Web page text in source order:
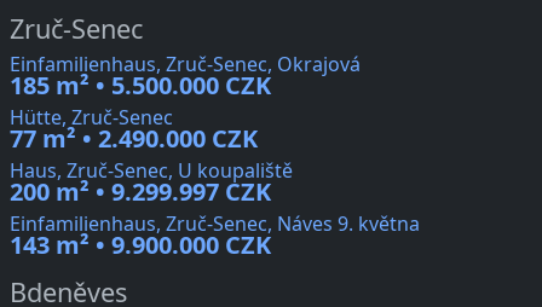
Zruč-Senec
Einfamilienhaus, Zruč-Senec, Okrajová
185 m² • 5.500.000 CZK
Hütte, Zruč-Senec
77 m² • 2.490.000 CZK
Haus, Zruč-Senec, U koupaliště
200 m² • 9.299.997 CZK
Einfamilienhaus, Zruč-Senec, Náves 9. května
143 m² • 9.900.000 CZK
Bdeněves